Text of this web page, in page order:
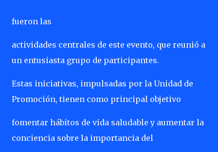
fueron las
actividades centrales de este evento, que reunió a
un entusiasta grupo de participantes.
Estas iniciativas, impulsadas por la Unidad de
Promoción, tienen como principal objetivo
fomentar hábitos de vida saludable y aumentar la
conciencia sobre la importancia del